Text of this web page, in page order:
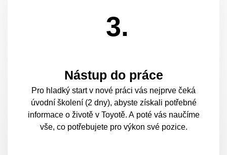
3.
Nástup do práce
Pro hladký start v nové práci vás nejprve čeká
úvodní školení (2 dny), abyste získali potřebné
informace o životě v Toyotě. A poté vás naučíme
vše, co potřebujete pro výkon své pozice.